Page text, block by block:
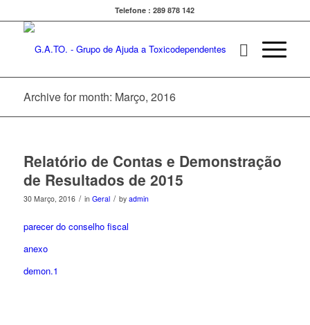
Telefone : 289 878 142
Archive for month: Março, 2016
Relatório de Contas e Demonstração
de Resultados de 2015
30 Março, 2016 / in Geral / by admin
parecer do conselho fiscal
anexo
demon.1